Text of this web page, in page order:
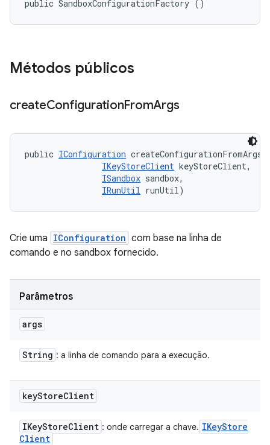
public SandboxConfigurationFactory ()
Métodos públicos
createConfigurationFromArgs
public IConfiguration
IKeyStoreClient keyStoreClient,
ISandbox sandbox,
IRunUtil runUtil)
Crie uma IConfiguration com base na linha de
comando e no sandbox fornecido.
Parâmetros
args
String : a linha de comando para a execução.
keyStoreClient
IKeyStoreClient : onde carregar a chave. IKeyStore
Client